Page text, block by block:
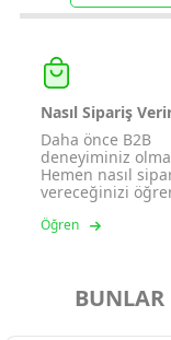
Nasıl Sipariş
Daha önce B2B
deneyiminiz
Hemen nasıl
vereceğinizi
Öğren